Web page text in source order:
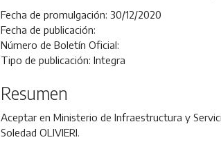
Fecha de promulgación: 30/12/2020
Fecha de publicación:
Número de Boletín Oficial:
Tipo de publicación: Integra
Resumen
Aceptar en Ministerio de Infraestructura y
Soledad OLIVIERI.